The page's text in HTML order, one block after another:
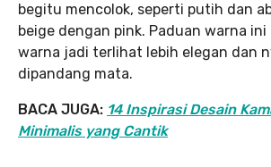
begitu mencolok, seperti putih dan
beige dengan pink. Paduan warna
warna jadi terlihat lebih elegan dan
dipandang mata.
BACA JUGA: 14 Inspirasi Desain
Minimalis yang Cantik